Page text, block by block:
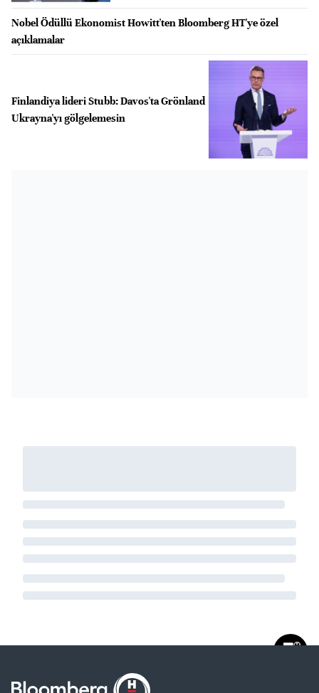
Nobel Ödüllü Ekonomist Howitt'ten Bloomberg HT'ye özel
açıklamalar
Finlandiya lideri Stubb: Davos'ta Grönland
Ukrayna'yı gölgelemesin